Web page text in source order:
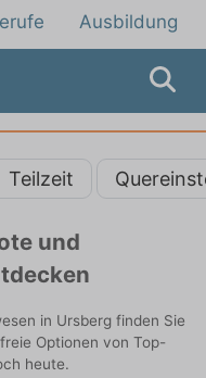
Ausbildung
Teilzeit
und
in Ursberg finden Sie
Optionen von Top-
heute.